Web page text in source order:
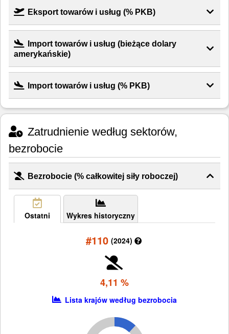
Eksport towarów i usług (% PKB)
Import towarów i usług (bieżące dolary
amerykańskie)
Import towarów i usług (% PKB)
Zatrudnienie według sektorów,
bezrobocie
Bezrobocie (% całkowitej siły roboczej)
Ostatni Wykres historyczny
#110 (2024)
4,11 %
Lista krajów według bezrobocia